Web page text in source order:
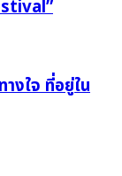
งใจ ที่อยู่ใน